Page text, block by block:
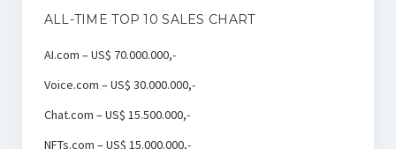
ALL-TIME TOP 10 SALES CHART
AI.com – US$ 70.000.000,-
Voice.com – US$ 30.000.000,-
Chat.com – US$ 15.500.000,-
NFTs.com – US$ 15.000.000,-